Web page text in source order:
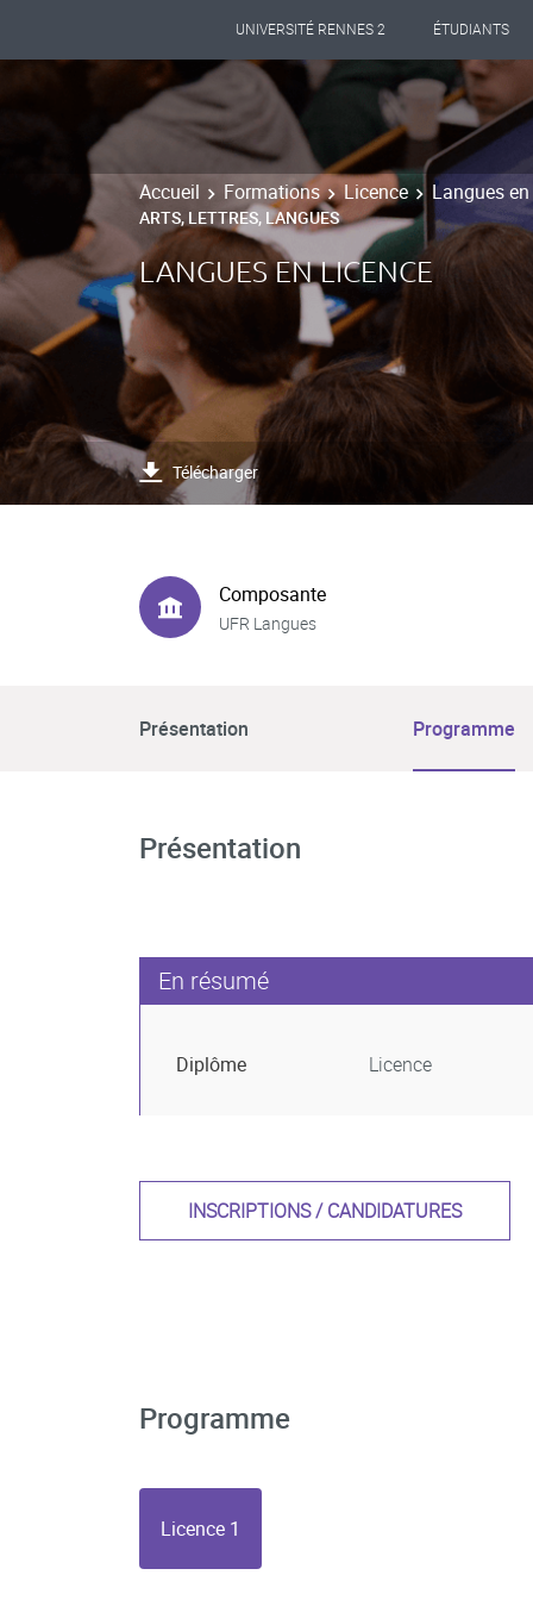
UNIVERSITÉ RENNES 2 ÉTUDIANTS
Accueil Formations Licence Langues
ARTS, LETTRES, LANGUES
LANGUES EN LICENCE
Télécharger
Composante
UFR Langues
Présentation Programme
Présentation
En résumé
Diplôme Licence
INSCRIPTIONS / CANDIDATURES
Programme
Licence 1